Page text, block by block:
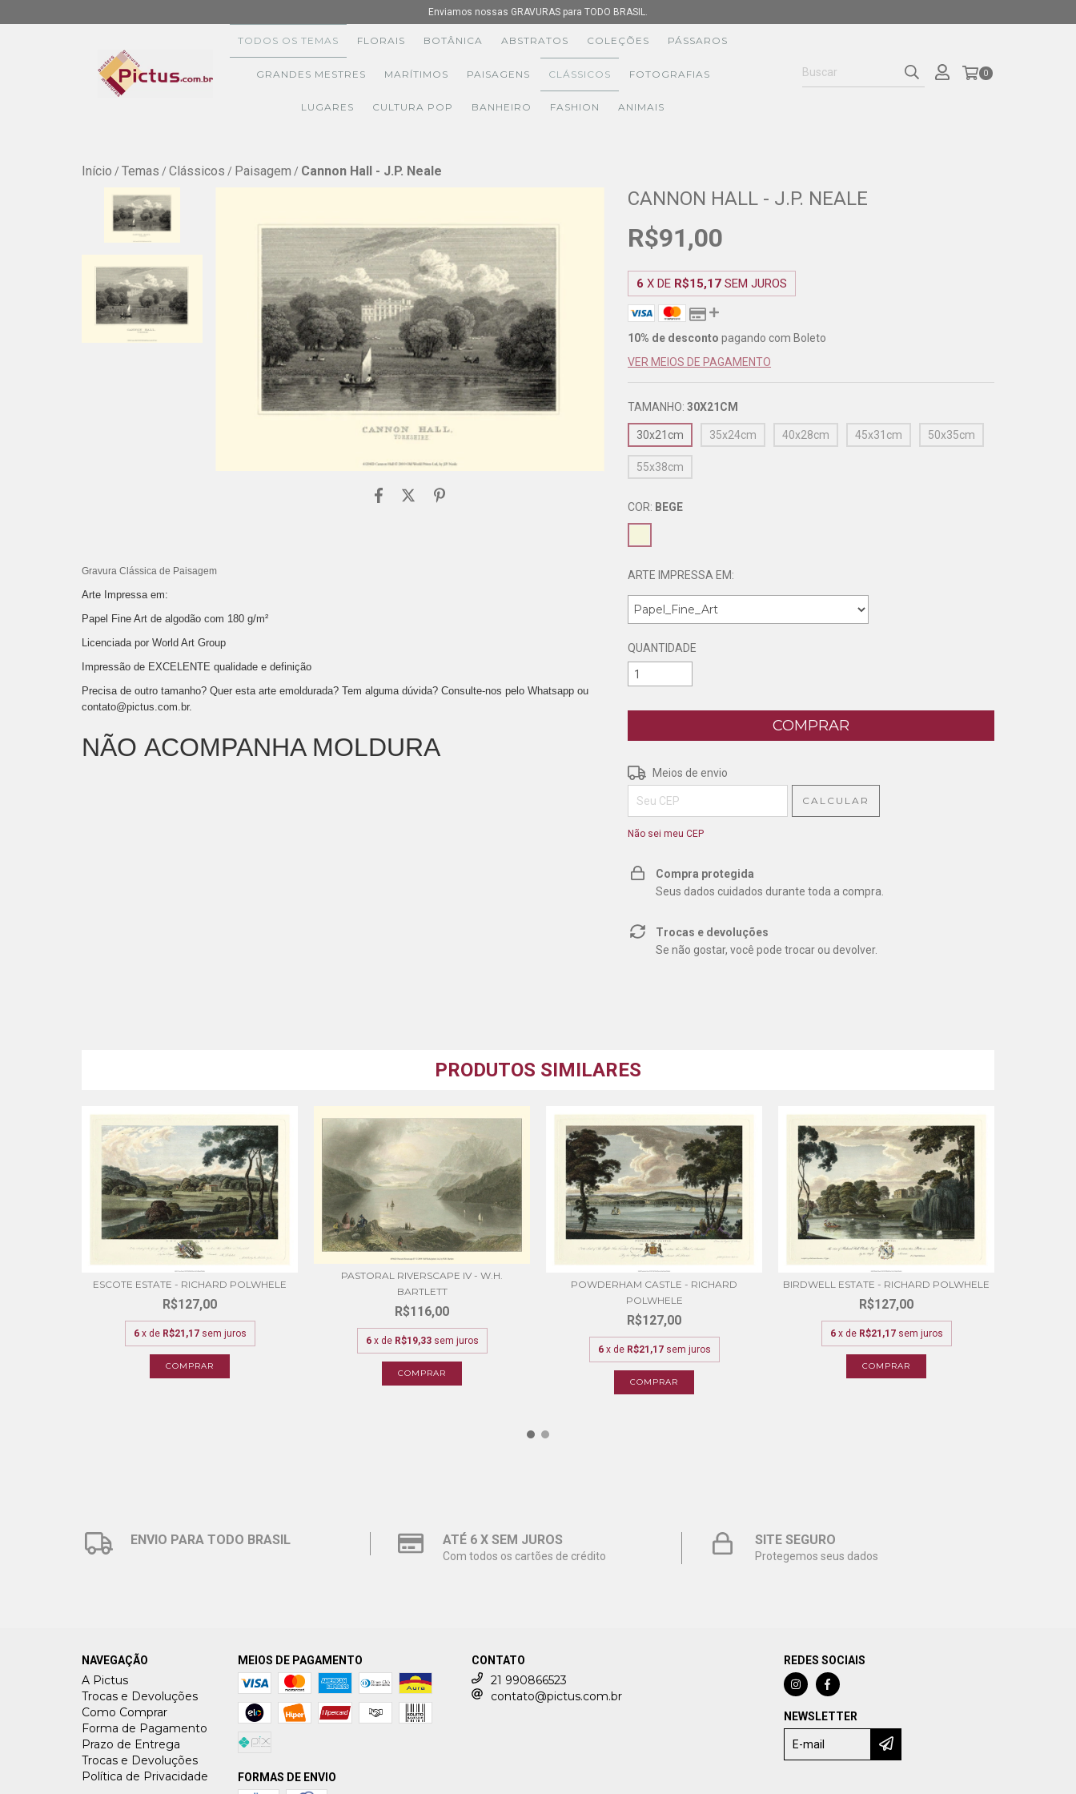
Enviamos nossas GRAVURAS para TODO BRASIL.
TODOS OS TEMAS FLORAIS BOTÂNICA ABSTRATOS COLEÇÕES PÁSSAROS
GRANDES MESTRES MARÍTIMOS PAISAGENS CLÁSSICOS FOTOGRAFIAS
LUGARES CULTURA POP BANHEIRO FASHION ANIMAIS
0
Início / Temas / Clássicos / Paisagem / Cannon Hall - J.P. Neale
Gravura Clássica de Paisagem
Arte Impressa em:
Papel Fine Art de algodão com 180 g/m²
Licenciada por World Art Group
Impressão de EXCELENTE qualidade e definição
Precisa de outro tamanho? Quer esta arte emoldurada? Tem alguma dúvida? Consulte-nos pelo Whatsapp ou
contato@pictus.com.br.
NÃO ACOMPANHA MOLDURA
CANNON HALL - J.P. NEALE
R$91,00
6 X DE R$15,17 SEM JUROS
10% de desconto pagando com Boleto
VER MEIOS DE PAGAMENTO
TAMANHO: 30X21CM
30x21cm 35x24cm 40x28cm 45x31cm 50x35cm
55x38cm
COR: BEGE
ARTE IMPRESSA EM:
QUANTIDADE
Entregas para o CEP:
Meios de envio
CALCULAR
Não sei meu CEP
Compra protegida
Seus dados cuidados durante toda a compra.
Trocas e devoluções
Se não gostar, você pode trocar ou devolver.
PRODUTOS SIMILARES
ESCOTE ESTATE - RICHARD POLWHELE
R$127,00
6 x de R$21,17 sem juros
COMPRAR
PASTORAL RIVERSCAPE IV - W.H.
BARTLETT
R$116,00
6 x de R$19,33 sem juros
COMPRAR
POWDERHAM CASTLE - RICHARD
POLWHELE
R$127,00
6 x de R$21,17 sem juros
COMPRAR
BIRDWELL ESTATE - RICHARD POLWHELE
R$127,00
6 x de R$21,17 sem juros
COMPRAR
ENVIO PARA TODO BRASIL ATÉ 6 X SEM JUROS
Com todos os cartões de crédito
SITE SEGURO
Protegemos seus dados
NAVEGAÇÃO
A Pictus
Trocas e Devoluções
Como Comprar
Forma de Pagamento
Prazo de Entrega
Trocas e Devoluções
Política de Privacidade
MEIOS DE PAGAMENTO
FORMAS DE ENVIO
CONTATO
21 990866523
contato@pictus.com.br
REDES SOCIAIS
NEWSLETTER